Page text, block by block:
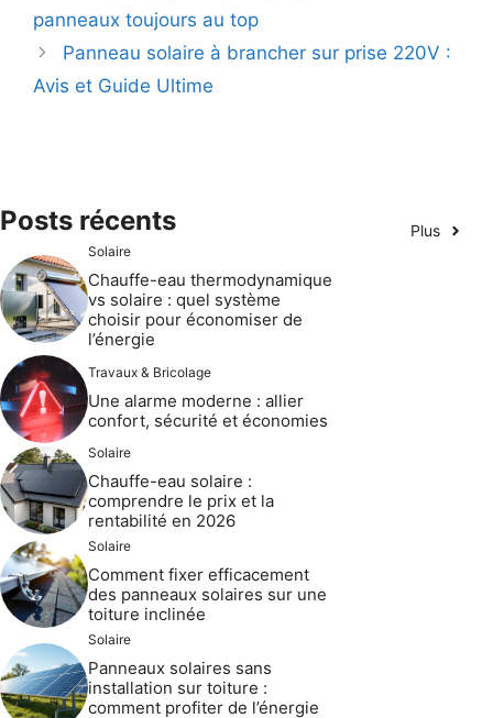
panneaux toujours au top
Panneau solaire à brancher sur prise 220V :
Avis et Guide Ultime
Posts récents Plus
Solaire
Chauffe-eau thermodynamique
vs solaire : quel système
choisir pour économiser de
l’énergie
Travaux & Bricolage
Une alarme moderne : allier
confort, sécurité et économies
Solaire
Chauffe-eau solaire :
comprendre le prix et la
rentabilité en 2026
Solaire
Comment fixer efficacement
des panneaux solaires sur une
toiture inclinée
Solaire
Panneaux solaires sans
installation sur toiture :
comment profiter de l’énergie